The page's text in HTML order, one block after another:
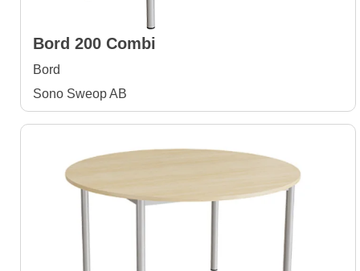
Bord 200 Combi
Bord
Sono Sweop AB